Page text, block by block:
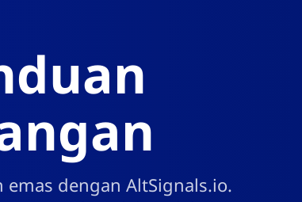
dengan AltSignals.io.